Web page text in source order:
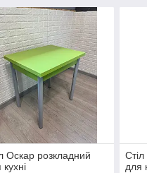
Оскар розкладний
для